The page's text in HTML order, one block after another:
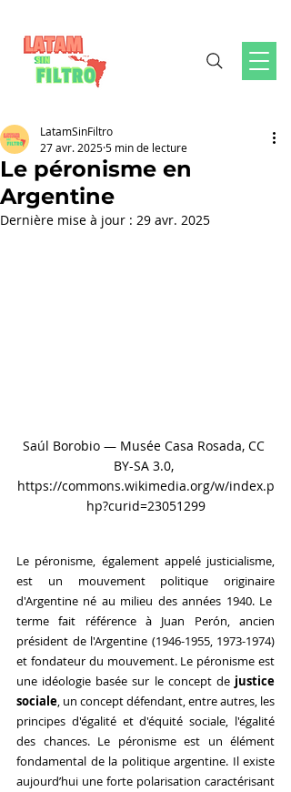
Le péronisme en
Argentine
LatamSinFiltro
27 avr. 20255 min de lecture
Dernière mise à jour : 29 avr. 2025
Saúl Borobio — Musée Casa Rosada, CC
BY-SA 3.0,
https://commons.wikimedia.org/w/index.p
hp?curid=23051299
Le péronisme, également appelé justicialisme,
est un mouvement politique originaire
d'Argentine né au milieu des années 1940. Le
terme fait référence à Juan Perón, ancien
président de l'Argentine (1946-1955, 1973-1974)
et fondateur du mouvement. Le péronisme est
une idéologie basée sur le concept de justice
sociale, un concept défendant, entre autres, les
principes d'égalité et d'équité sociale, l'égalité
des chances. Le péronisme est un élément
fondamental de la politique argentine. Il existe
aujourd’hui une forte polarisation caractérisant